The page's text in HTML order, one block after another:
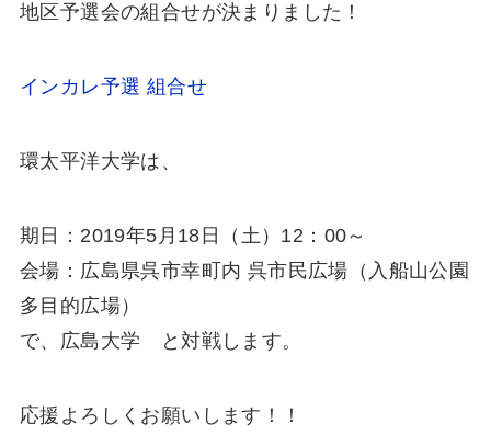
地区予選会の組合せが決まりました！
インカレ予選 組合せ
環太平洋大学は、
期日：2019年5月18日（土）12：00～
会場：広島県呉市幸町内 呉市民広場（入船山公園
多目的広場）
で、広島大学 と対戦します。
応援よろしくお願いします！！